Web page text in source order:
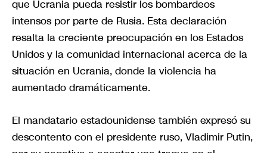
que Ucrania pueda resistir los bombardeos
intensos por parte de Rusia. Esta declaración
resalta la creciente preocupación en los Estados
Unidos y la comunidad internacional acerca de la
situación en Ucrania, donde la violencia ha
aumentado dramáticamente.
El mandatario estadounidense también expresó su
descontento con el presidente ruso, Vladimir Putin,